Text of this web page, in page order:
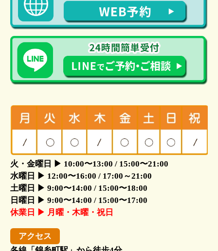
火・金曜日 ▶ 10:00〜13:00 / 15:00〜21:00
水曜日 ▶ 12:00〜16:00 / 17:00～21:00
土曜日 ▶ 9:00〜14:00 / 15:00〜18:00
日曜日 ▶ 9:00〜14:00 / 15:00〜17:00
休業日 ▶ 月曜・木曜・祝日
アクセス